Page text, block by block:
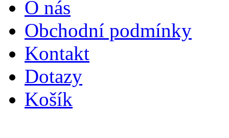
O nás
Obchodní podmínky
Kontakt
Dotazy
Košík